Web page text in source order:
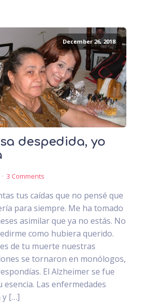
December 26, 2018
despedida, yo
3 Comments
tus caídas que no pensé que
para siempre. Me ha tomado
asimilar que ya no estás. No
como hubiera querido.
de tu muerte nuestras
se tornaron en monólogos,
El Alzheimer se fue
esencia. Las enfermedades
y […]